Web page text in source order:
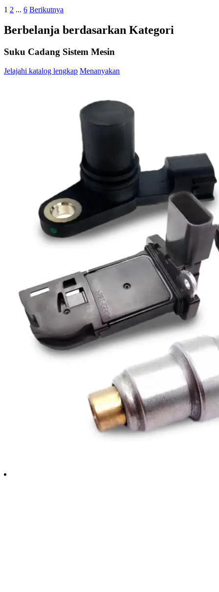
1 2 ... 6 Berikutnya
Berbelanja berdasarkan Kategori
Suku Cadang Sistem Mesin
Jelajahi katalog lengkap Menanyakan